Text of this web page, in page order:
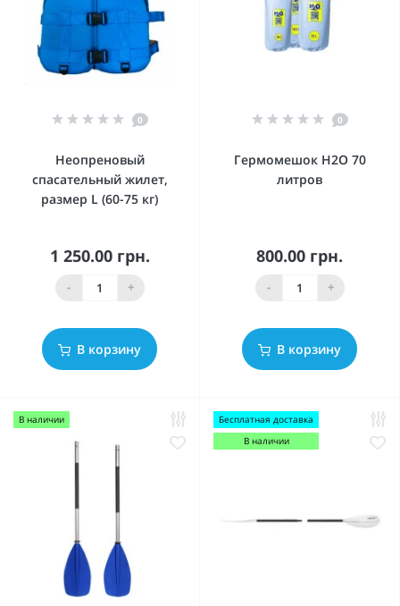
0
Неопреновый
спасательный жилет,
размер L (60-75 кг)
1 250.00 грн.
- +
В корзину
0
Гермомешок Н2О 70
литров
800.00 грн.
- +
В корзину
В наличии
Бесплатная доставка
В наличии